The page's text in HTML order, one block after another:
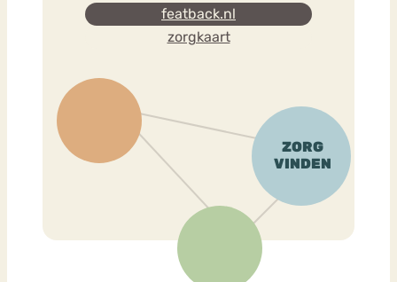
featback.nl
zorgkaart